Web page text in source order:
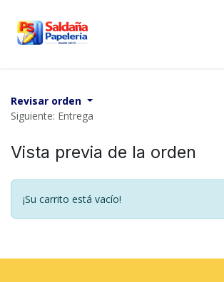
Revisar orden
Siguiente: Entrega
Vista previa de la orden
¡Su carrito está vacío!